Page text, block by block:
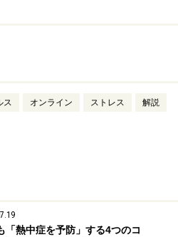
ス オンライン ストレス 解説
「熱中症を予防」する4つのコ